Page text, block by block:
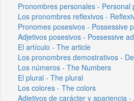
Pronombres personales - Personal
Los pronombres reflexivos -
Pronomes posesivos - Possessive
Adjetivos posesivos - Possessive
El artículo - The article
Los pronombres demostrativos -
Los números - The Numbers
El plural - The plural
Los colores - The colors
Adjetivos de carácter y apariencia